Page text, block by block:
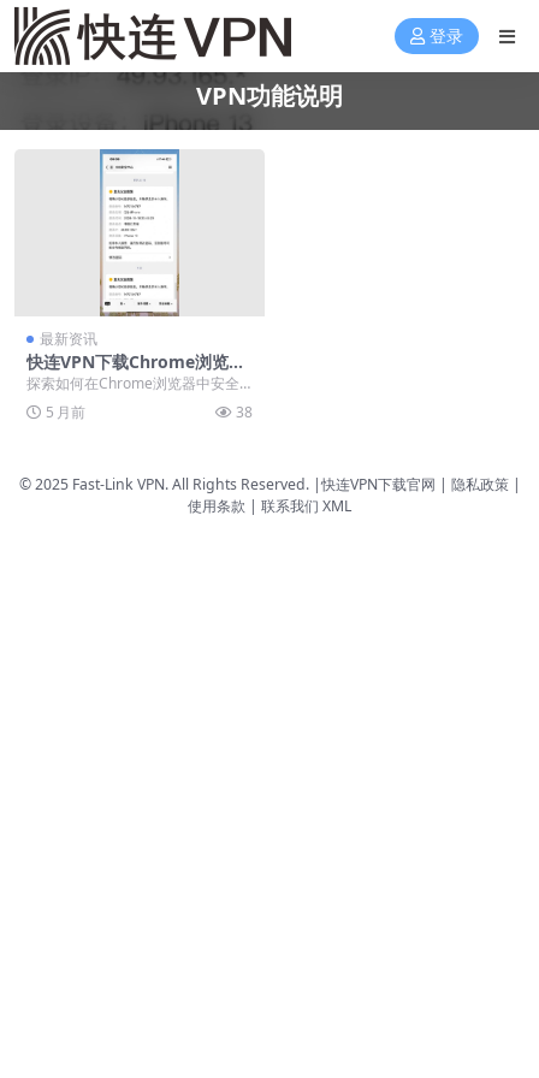
登录
VPN功能说明
最新资讯
快连VPN下载Chrome浏览器
扩展插件功能说明
探索如何在Chrome浏览器中安全
获取并配置快连VPN扩展插件，享
受一键加密连接...
5 月前 38
© 2025 Fast-Link VPN. All Rights Reserved. |快连VPN下载官网 | 隐私政策 |
使用条款 | 联系我们 XML